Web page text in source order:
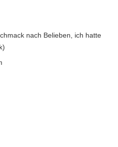
nach Belieben, ich hatte